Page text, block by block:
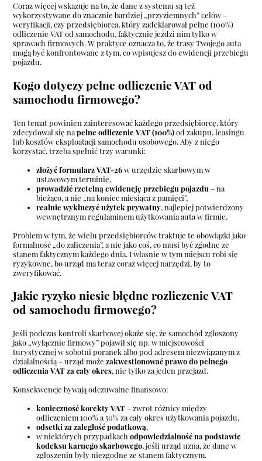
Coraz więcej wskazuje na to, że dane z systemu są też
wykorzystywane do znacznie bardziej „przyziemnych” celów –
weryfikacji, czy przedsiębiorca, który zadeklarował pełne (100%)
odliczenie VAT od samochodu, faktycznie jeździ nim tylko w
sprawach firmowych. W praktyce oznacza to, że trasy Twojego auta
mogą być konfrontowane z tym, co wpisujesz do ewidencji przebiegu
pojazdu.
Kogo dotyczy pełne odliczenie VAT od
samochodu firmowego?
Ten temat powinien zainteresować każdego przedsiębiorcę, który
zdecydował się napełne odliczenie VAT (100%)od zakupu, leasingu
lub kosztów eksploatacji samochodu osobowego. Aby z niego
korzystać, trzeba spełnić trzy warunki:
złożyć formularz VAT-26w urzędzie skarbowym w
ustawowym terminie,
prowadzić rzetelną ewidencję przebiegu pojazdu – na
bieżąco, a nie „na koniec miesiąca z pamięci”,
realnie wykluczyć użytek prywatny, najlepiej potwierdzony
wewnętrznym regulaminem użytkowania auta w firmie.
Problem w tym, że wielu przedsiębiorców traktuje te obowiązki jako
formalność „do zaliczenia”, a nie jako coś, co musi być zgodne ze
stanem faktycznym każdego dnia. I właśnie w tym miejscu robi się
ryzykowne, bo urząd ma teraz coraz więcej narzędzi, by to
zweryfikować.
Jakie ryzyko niesie błędne rozliczenie VAT
od samochodu firmowego?
Jeśli podczas kontroli skarbowej okaże się, że samochód zgłoszony
jako „wyłącznie firmowy” pojawił się np. w miejscowości
turystycznej w sobotni poranek albo pod adresem niezwiązanym z
działalnością – urząd możezakwestionować prawo do pełnego
odliczenia VAT za cały okres, nie tylko za jeden przejazd.
Konsekwencje bywają odczuwalne finansowo:
konieczność korekty VAT– zwrot różnicy między
odliczeniem 100% a 50% za cały okres użytkowania pojazdu,
odsetki za zaległość podatkową,
w niektórych przypadkachodpowiedzialność na podstawie
kodeksu karnego skarbowego, jeśli urząd uzna, że dane w
zgłoszeniu były niezgodne ze stanem faktycznym.